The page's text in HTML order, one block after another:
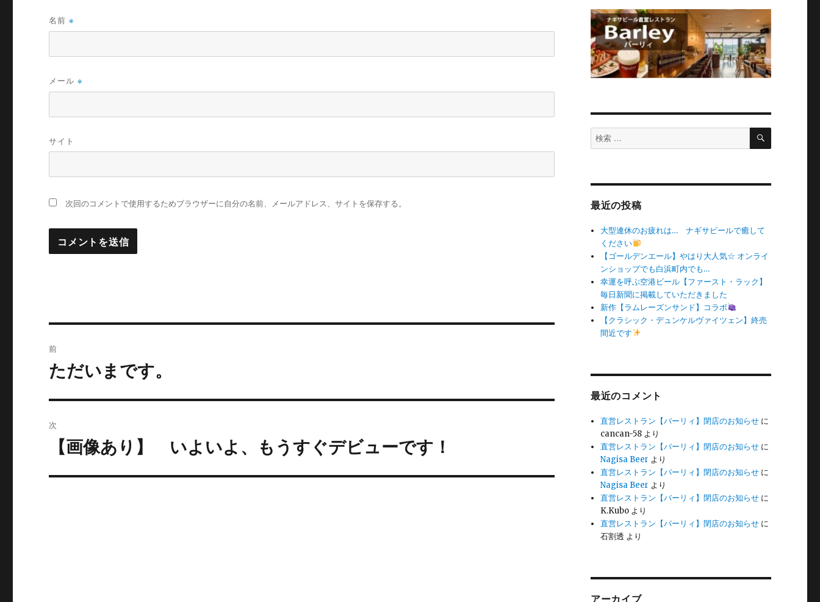
名前※
メール※
サイト
次回のコメントで使用するためブラウザーに自分の名前、メールアドレス、サイトを保存する。
稿
ゲ
前
過
去
の
投
稿:
ただいまです。
次
投
【画像あり】 いよいよ、もうすぐデビューです！
検
索
検
最近の投稿
大型連休のお疲れは… ナギサビールで癒して
ください
【ゴールデンエール】やはり大人気☆ オンライ
ンショップでも白浜町内でも…
幸運を呼ぶ空港ビール【ファースト・ラック】
毎日新聞に掲載していただきました
新作【ラムレーズンサンド】コラボ
【クラシック・デュンケルヴァイツェン】終売
間近です
最近のコメント
直営レストラン【バーリィ】閉店のお知らせ に
cancan-58 より
直営レストラン【バーリィ】閉店のお知らせ に
Nagisa Beer より
直営レストラン【バーリィ】閉店のお知らせ に
Nagisa Beer より
直営レストラン【バーリィ】閉店のお知らせ に
K.Kubo より
直営レストラン【バーリィ】閉店のお知らせ に
石割透 より
アーカイブ